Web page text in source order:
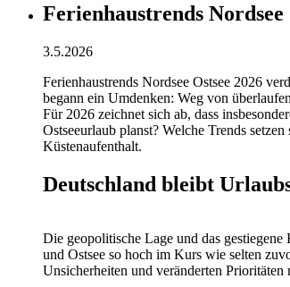
Ferienhaustrends Nordsee
3.5.2026
Ferienhaustrends Nordsee Ostsee 2026
begann ein Umdenken: Weg von
Für 2026 zeichnet sich ab, dass
Ostseeurlaub planst? Welche Trends
Küstenaufenthalt.
Deutschland bleibt
Die geopolitische Lage und das
und Ostsee so hoch im Kurs wie selten
Unsicherheiten und veränderten